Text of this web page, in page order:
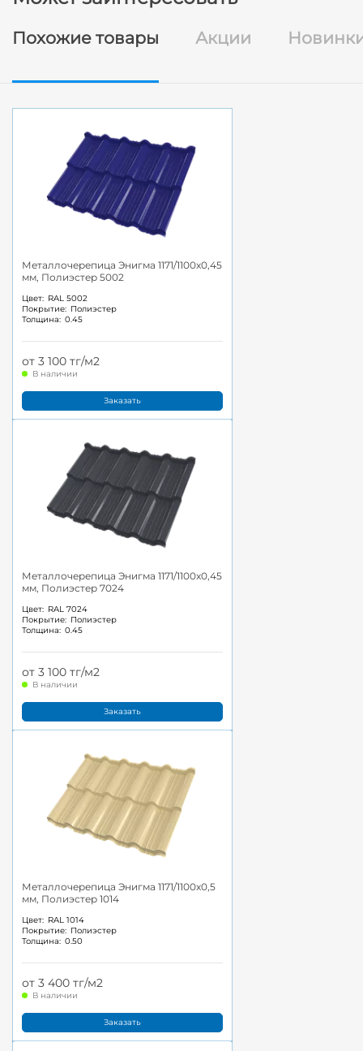
Похожие товары Акции
Металлочерепица Энигма 1171/1100x0,45
мм, Полиэстер 5002
Цвет: RAL 5002
Покрытие: Полиэстер
Толщина: 0.45
от 3 100 тг/м2
В наличии
Заказать
Металлочерепица Энигма 1171/1100x0,45
мм, Полиэстер 7024
Цвет: RAL 7024
Покрытие: Полиэстер
Толщина: 0.45
от 3 100 тг/м2
В наличии
Заказать
Металлочерепица Энигма 1171/1100x0,5
мм, Полиэстер 1014
Цвет: RAL 1014
Покрытие: Полиэстер
Толщина: 0.50
от 3 400 тг/м2
В наличии
Заказать